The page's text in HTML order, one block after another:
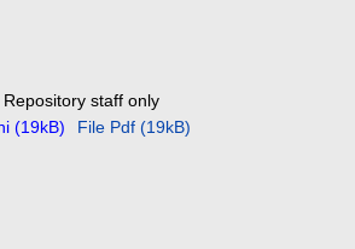
staff only
(19kB)
File Pdf (19kB)